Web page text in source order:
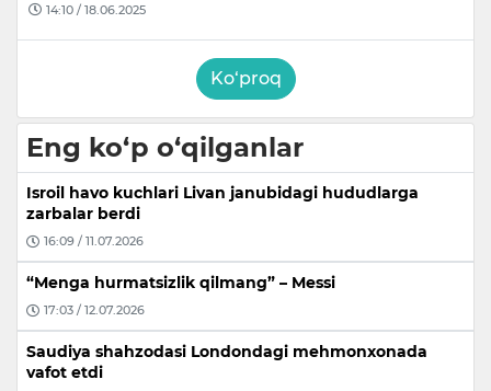
14:10 / 18.06.2025
Ko‘proq
Eng ko‘p o‘qilganlar
Isroil havo kuchlari Livan janubidagi hududlarga
zarbalar berdi
16:09 / 11.07.2026
“Menga hurmatsizlik qilmang” – Messi
17:03 / 12.07.2026
Saudiya shahzodasi Londondagi mehmonxonada
vafot etdi